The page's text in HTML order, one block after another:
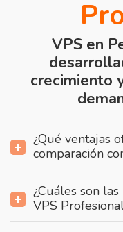
VPS en
crecimiento
¿Qué ventajas
comparación
¿Cuáles son
VPS